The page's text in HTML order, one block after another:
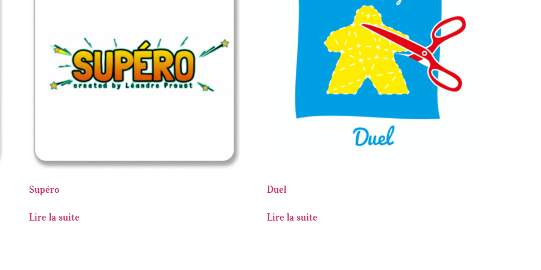
Supéro
Lire la suite
Duel
Lire la suite